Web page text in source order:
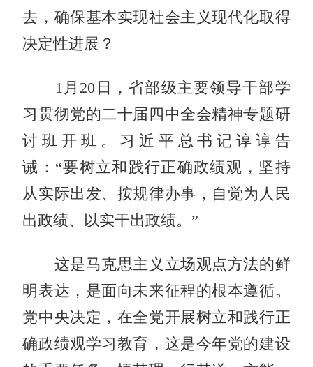
去，确保基本实现社会主义现代化取得
决定性进展？
1月20日，省部级主要领导干部学
习贯彻党的二十届四中全会精神专题研
讨班开班。习近平总书记谆谆告
诫：“要树立和践行正确政绩观，坚持
从实际出发、按规律办事，自觉为人民
出政绩、以实干出政绩。”
这是马克思主义立场观点方法的鲜
明表达，是面向未来征程的根本遵循。
党中央决定，在全党开展树立和践行正
确政绩观学习教育，这是今年党的建设